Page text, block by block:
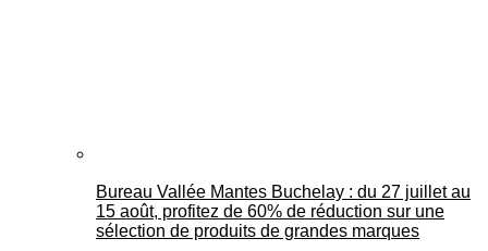
Bureau Vallée Mantes Buchelay : du 27 juillet au
15 août, profitez de 60% de réduction sur une
sélection de produits de grandes marques